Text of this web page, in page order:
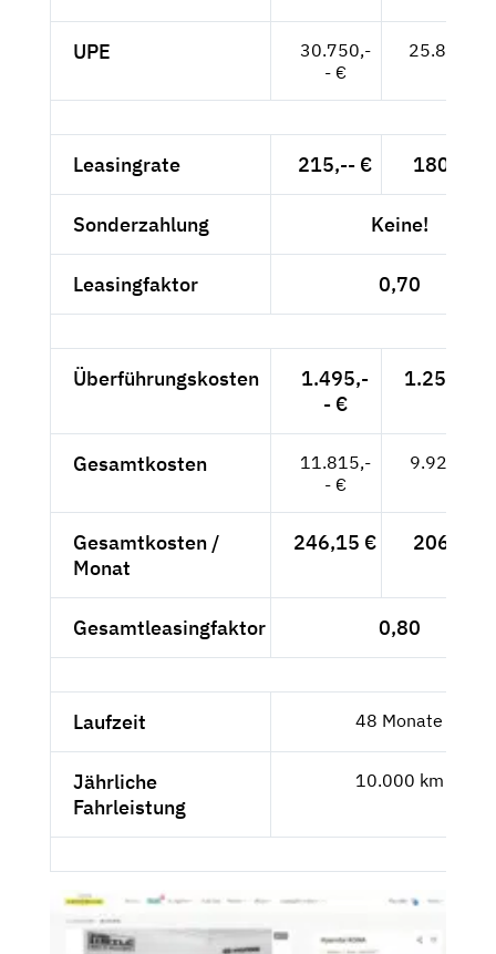
UPE
30.750,-
- €
25.840,--
Leasingrate 215,-- € 180,67 €
Sonderzahlung Keine!
Leasingfaktor 0,70
Überführungskosten
1.495,-
- €
1.256,30
Gesamtkosten
11.815,-
- €
9.928,57
Gesamtkosten /
Monat
246,15 € 206,85 €
Gesamtleasingfaktor 0,80
Laufzeit 48 Monate
Jährliche
Fahrleistung
10.000 km